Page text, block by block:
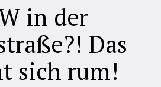
in der
Das
sich rum!